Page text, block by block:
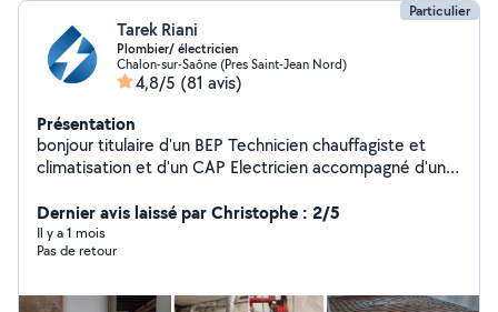
Particulier
Tarek Riani
Plombier/ électricien
Chalon-sur-Saône (Pres Saint-Jean Nord)
4,8/5 (81 avis)
Présentation
bonjour titulaire d'un BEP Technicien chauffagiste et
climatisation et d'un CAP Electricien accompagné d'une
domaines . Je propose mes services avec sérieux et
rigueur n'hésitez pas à me contacter
Dernier avis laissé par Christophe : 2/5
Il y a 1 mois
Pas de retour